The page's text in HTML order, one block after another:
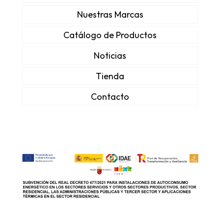
Nuestras Marcas
Catálogo de Productos
Noticias
Tienda
Contacto